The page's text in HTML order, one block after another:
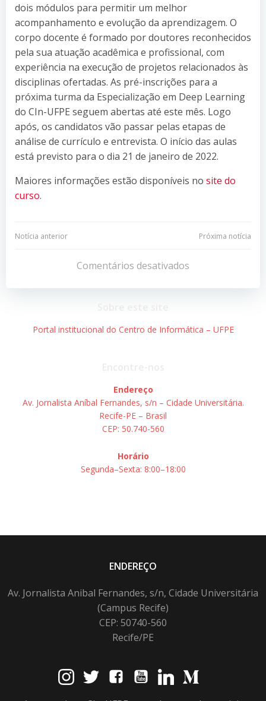
dois módulos para permitir um melhor
acompanhamento e evolução da aprendizagem. O
corpo docente é formado por doutores reconhecidos
pela sua atuação acadêmica e profissional, com
experiência na execução de projetos relacionados às
disciplinas ofertadas. As pré-inscrições para a
próxima turma da Especialização em Deep Learning
do CIn-UFPE seguem abertas até este mês. Logo
após, os candidatos vão passar pelas etapas de
análise de currículo e entrevista. O início das aulas
está previsto para o dia 21 de janeiro de 2022.
Maiores informações estão disponíveis no site do
curso.
Navegação
Post
Notícia anterior
Navegação
de
Post
Próxima notícia
Comentários desativados
Portal institucional do Centro de Informática – UFPE
Endereço
Av. Jornalista Aníbal Fernandes, s/n – Cidade Universitária.
Recife-PE – Brasil
CEP: 50.740-560
Horário
Segunda–Sexta: 8:00–18:00
ENDEREÇO
Av. Jornalista Anibal Fernandes, s/n, Cidade Universitária
(Campus Recife)
CEP: 50740-560
Recife/PE